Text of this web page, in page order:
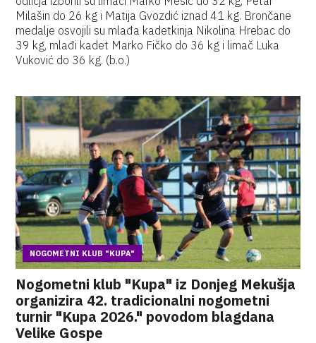
Milašin do 26 kg i Matija Gvozdić iznad 41 kg. Brončane
medalje osvojili su mlađa kadetkinja Nikolina Hrebac do
39 kg, mlađi kadet Marko Fičko do 36 kg i limač Luka
Vuković do 36 kg. (b.o.)
NOGOMETNI KLUB "KUPA"
Nogometni klub "Kupa" iz Donjeg Mekušja
organizira 42. tradicionalni nogometni
turnir "Kupa 2026." povodom blagdana
Velike Gospe